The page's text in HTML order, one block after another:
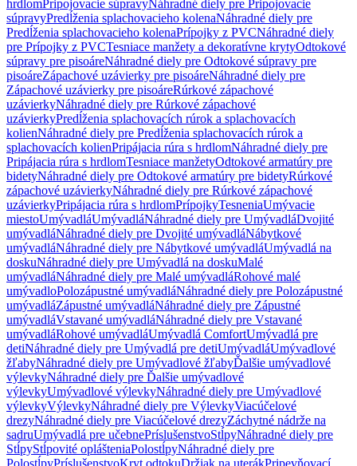
hrdlomPripojovacie súpravyNáhradné diely pre Pripojovacie
súpravyPredĺženia splachovacieho kolenaNáhradné diely pre
Predĺženia splachovacieho kolenaPrípojky z PVCNáhradné diely
pre Prípojky z PVCTesniace manžety a dekoratívne krytyOdtokové
súpravy pre pisoáreNáhradné diely pre Odtokové súpravy pre
pisoáreZápachové uzávierky pre pisoáreNáhradné diely pre
Zápachové uzávierky pre pisoáreRúrkové zápachové
uzávierkyNáhradné diely pre Rúrkové zápachové
uzávierkyPredĺženia splachovacích rúrok a splachovacích
kolienNáhradné diely pre Predĺženia splachovacích rúrok a
splachovacích kolienPripájacia rúra s hrdlomNáhradné diely pre
Pripájacia rúra s hrdlomTesniace manžetyOdtokové armatúry pre
bidetyNáhradné diely pre Odtokové armatúry pre bidetyRúrkové
zápachové uzávierkyNáhradné diely pre Rúrkové zápachové
uzávierkyPripájacia rúra s hrdlomPrípojkyTesneniaUmývacie
miestoUmývadláUmývadláNáhradné diely pre UmývadláDvojité
umývadláNáhradné diely pre Dvojité umývadláNábytkové
umývadláNáhradné diely pre Nábytkové umývadláUmývadlá na
doskuNáhradné diely pre Umývadlá na doskuMalé
umývadláNáhradné diely pre Malé umývadláRohové malé
umývadloPolozápustné umývadláNáhradné diely pre Polozápustné
umývadláZápustné umývadláNáhradné diely pre Zápustné
umývadláVstavané umývadláNáhradné diely pre Vstavané
umývadláRohové umývadláUmývadlá ComfortUmývadlá pre
detiNáhradné diely pre Umývadlá pre detiUmývadláUmývadlové
žľabyNáhradné diely pre Umývadlové žľabyĎalšie umývadlové
výlevkyNáhradné diely pre Ďalšie umývadlové
výlevkyUmývadlové výlevkyNáhradné diely pre Umývadlové
výlevkyVýlevkyNáhradné diely pre VýlevkyViacúčelové
drezyNáhradné diely pre Viacúčelové drezyZáchytné nádrže na
sadruUmývadlá pre učebnePríslušenstvoStĺpyNáhradné diely pre
StĺpyStĺpovité oplášteniaPolostĺpyNáhradné diely pre
PolostĺpyPríslušenstvoKryt odtokuDržiak na uterákPripevňovací